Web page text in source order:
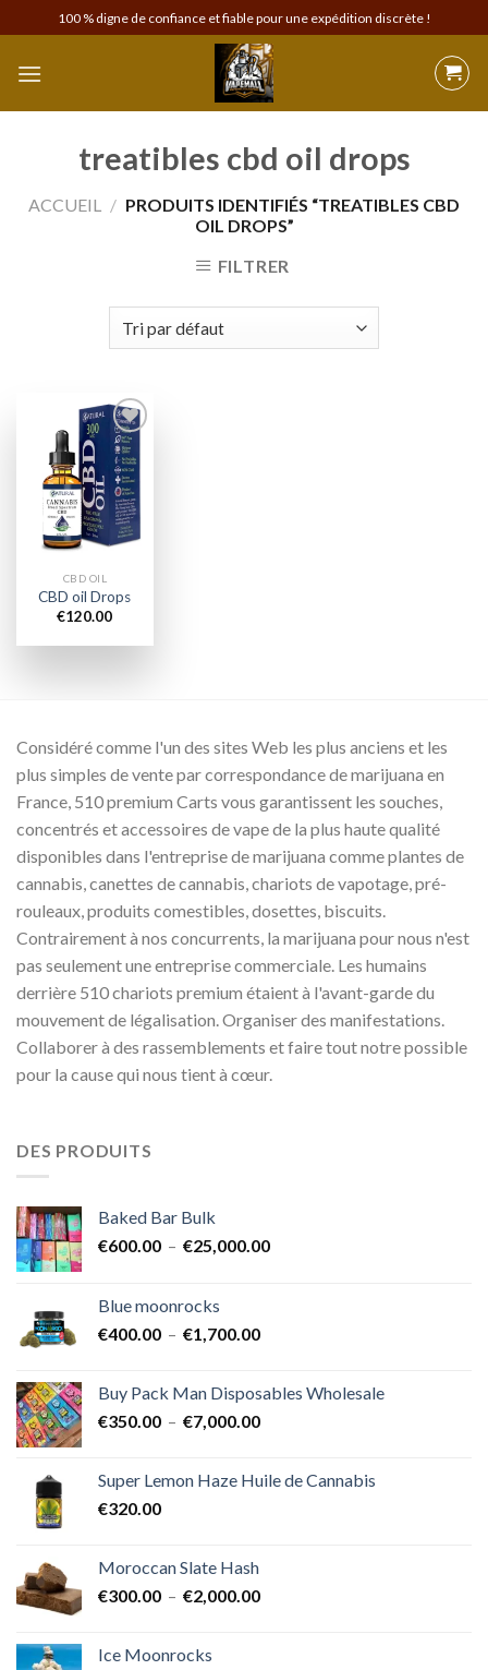
to
content
100 % digne de confiance et fiable pour une expédition discrète !
treatibles cbd oil drops
ACCUEIL / PRODUITS IDENTIFIÉS “TREATIBLES CBD
OIL DROPS”
FILTRER
Add to
wishlist
CBD OIL
CBD oil Drops
€120.00
Considéré comme l'un des sites Web les plus anciens et les
plus simples de vente par correspondance de marijuana en
France, 510 premium Carts vous garantissent les souches,
concentrés et accessoires de vape de la plus haute qualité
disponibles dans l'entreprise de marijuana comme plantes de
cannabis, canettes de cannabis, chariots de vapotage, pré-
rouleaux, produits comestibles, dosettes, biscuits.
Contrairement à nos concurrents, la marijuana pour nous n'est
pas seulement une entreprise commerciale. Les humains
derrière 510 chariots premium étaient à l'avant-garde du
mouvement de légalisation. Organiser des manifestations.
Collaborer à des rassemblements et faire tout notre possible
pour la cause qui nous tient à cœur.
DES PRODUITS
Baked Bar Bulk
€600.00 – €25,000.00Plage
Blue moonrocks
€400.00 – €1,700.00Plage
€400.00
à
Buy Pack Man Disposables Wholesale
€350.00 – €7,000.00Plage
€350.00
Super Lemon Haze Huile de Cannabis
€320.00
Moroccan Slate Hash
€300.00 – €2,000.00Plage
Ice Moonrocks